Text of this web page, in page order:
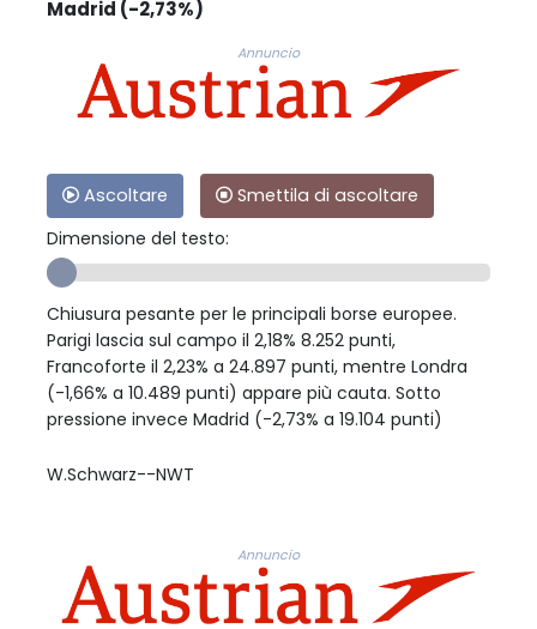
Madrid (-2,73%)
Annuncio
Ascoltare
Smettila di ascoltare
Dimensione del testo:
Chiusura pesante per le principali borse europee.
Parigi lascia sul campo il 2,18% 8.252 punti,
Francoforte il 2,23% a 24.897 punti, mentre Londra
(-1,66% a 10.489 punti) appare più cauta. Sotto
pressione invece Madrid (-2,73% a 19.104 punti)
W.Schwarz--NWT
Annuncio